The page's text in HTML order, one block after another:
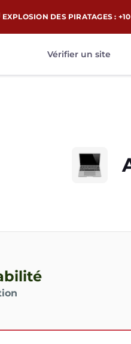
EXPLOSION DES PIRATAGES :
Vérifier un site